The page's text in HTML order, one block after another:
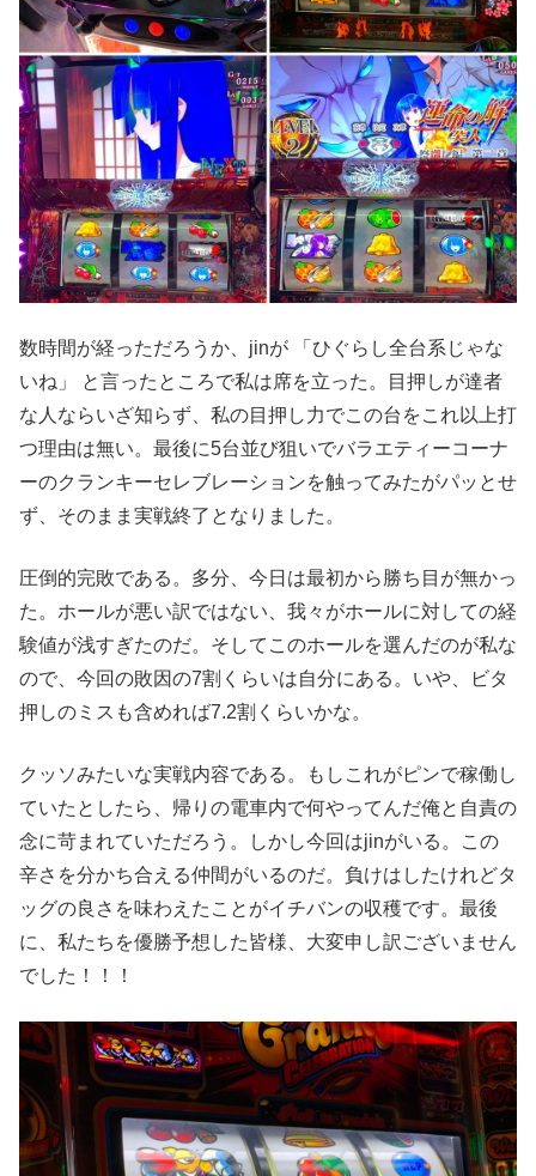
数時間が経っただろうか、jinが 「ひぐらし全台系じゃな
いね」 と言ったところで私は席を立った。目押しが達者
な人ならいざ知らず、私の目押し力でこの台をこれ以上打
つ理由は無い。最後に5台並び狙いでバラエティーコーナ
ーのクランキーセレブレーションを触ってみたがパッとせ
ず、そのまま実戦終了となりました。
圧倒的完敗である。多分、今日は最初から勝ち目が無かっ
た。ホールが悪い訳ではない、我々がホールに対しての経
験値が浅すぎたのだ。そしてこのホールを選んだのが私な
ので、今回の敗因の7割くらいは自分にある。いや、ビタ
押しのミスも含めれば7.2割くらいかな。
クッソみたいな実戦内容である。もしこれがピンで稼働し
ていたとしたら、帰りの電車内で何やってんだ俺と自責の
念に苛まれていただろう。しかし今回はjinがいる。この
辛さを分かち合える仲間がいるのだ。負けはしたけれどタ
ッグの良さを味わえたことがイチバンの収穫です。最後
に、私たちを優勝予想した皆様、大変申し訳ございません
でした！！！